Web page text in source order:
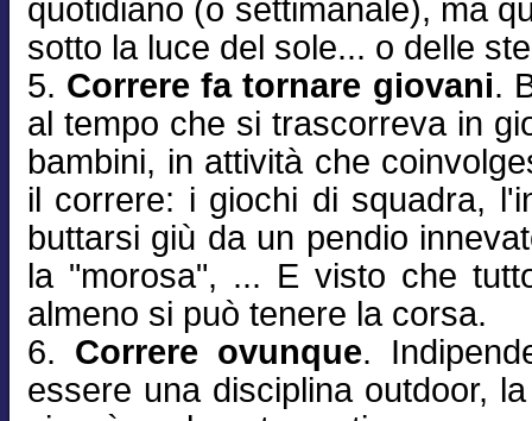
quotidiano (o settimanale), ma
sotto la luce del sole... o delle
5. Correre fa tornare giovani.
al tempo che si trascorreva in
bambini, in attività che
il correre: i giochi di squadra,
buttarsi giù da un pendio
la "morosa", ... E visto che
almeno si può tenere la corsa.
6. Correre ovunque.
essere una disciplina outdoor,